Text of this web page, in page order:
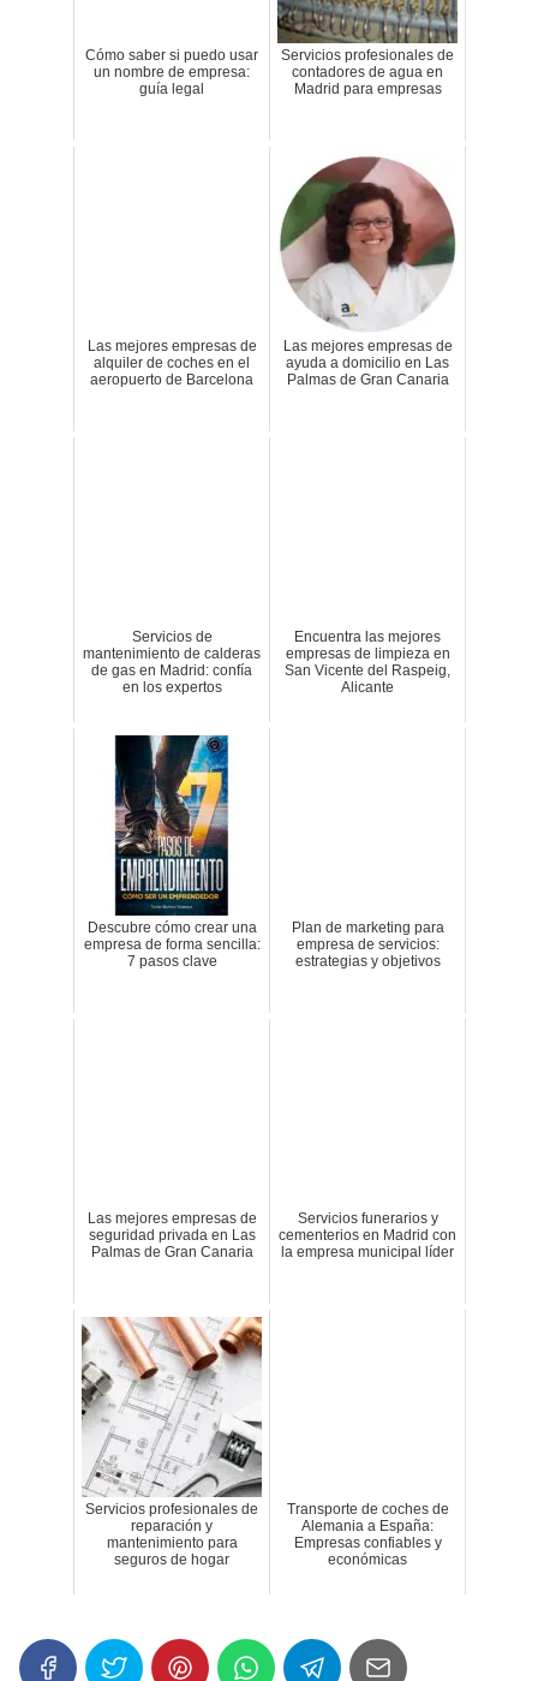
Cómo saber si puedo usar
un nombre de empresa:
guía legal
Servicios profesionales de
contadores de agua en
Madrid para empresas
Las mejores empresas de
alquiler de coches en el
aeropuerto de Barcelona
Las mejores empresas de
ayuda a domicilio en Las
Palmas de Gran Canaria
Servicios de
mantenimiento de calderas
de gas en Madrid: confía
en los expertos
Encuentra las mejores
empresas de limpieza en
San Vicente del Raspeig,
Alicante
Descubre cómo crear una
empresa de forma sencilla:
7 pasos clave
Plan de marketing para
empresa de servicios:
estrategias y objetivos
Las mejores empresas de
seguridad privada en Las
Palmas de Gran Canaria
Servicios funerarios y
cementerios en Madrid con
la empresa municipal líder
Servicios profesionales de
reparación y
mantenimiento para
seguros de hogar
Transporte de coches de
Alemania a España:
Empresas confiables y
económicas